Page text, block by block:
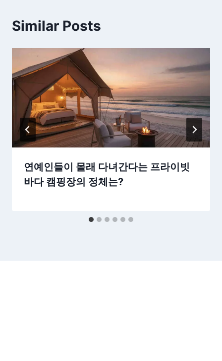
Similar Posts
연예인들이 몰래 다녀간다는 프라이빗
바다 캠핑장의 정체는?